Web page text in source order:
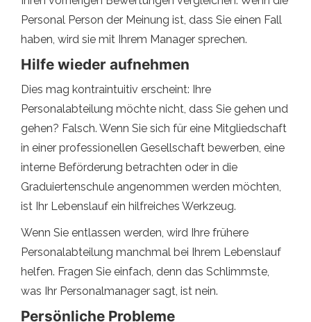
Personal Person der Meinung ist, dass Sie einen Fall
haben, wird sie mit Ihrem Manager sprechen.
Hilfe wieder aufnehmen
Dies mag kontraintuitiv erscheint: Ihre
Personalabteilung möchte nicht, dass Sie gehen und
gehen? Falsch. Wenn Sie sich für eine Mitgliedschaft
in einer professionellen Gesellschaft bewerben, eine
interne Beförderung betrachten oder in die
Graduiertenschule angenommen werden möchten,
ist Ihr Lebenslauf ein hilfreiches Werkzeug.
Wenn Sie entlassen werden, wird Ihre frühere
Personalabteilung manchmal bei Ihrem Lebenslauf
helfen. Fragen Sie einfach, denn das Schlimmste,
was Ihr Personalmanager sagt, ist nein.
Persönliche Probleme